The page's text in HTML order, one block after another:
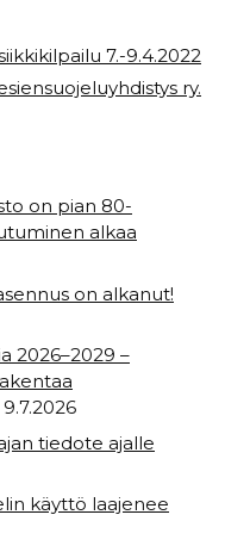
7.-9.4.2022
ry.
on pian 80-
alkaa
on alkanut!
2026–2029 –
9.7.2026
tiedote ajalle
käyttö laajenee